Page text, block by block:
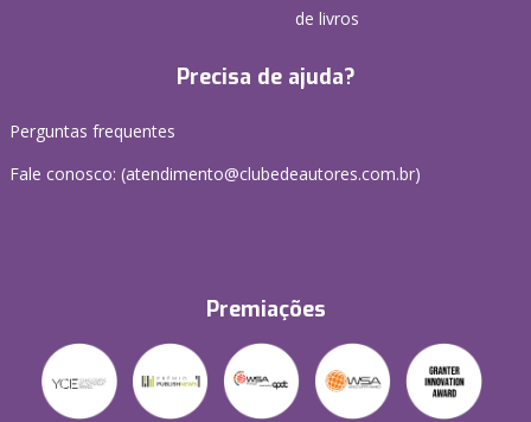
de livros
Precisa de ajuda?
Perguntas frequentes
Fale conosco: (atendimento@clubedeautores.com.br)
Premiações